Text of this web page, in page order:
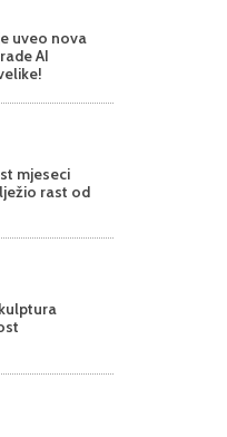
uveo nova
AI
mjeseci
rast od